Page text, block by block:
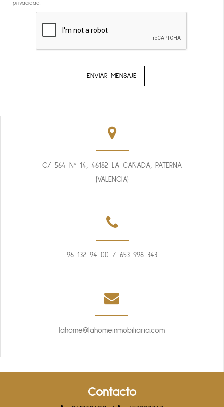
privacidad.
C/ 564 Nº 14, 46182 LA CAÑADA, PATERNA
(VALENCIA)
96 132 94 00 / 653 998 343
lahome@lahomeinmobiliaria.com
Contacto